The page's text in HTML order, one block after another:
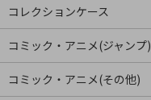
コレクションケース
コミック・アニメ(ジャンプ)
コミック・アニメ(その他)